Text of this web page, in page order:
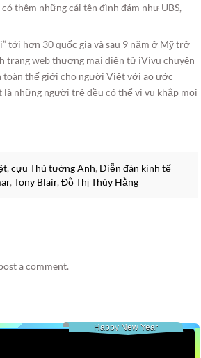
thêm những cái tên đình đám như UBS,
tới hơn 30 quốc gia và sau 9 năm ở Mỹ trở
trang web thương mại điện tử iVivu chuyên
toàn thế giới cho người Việt với ao ước
là những người trẻ đều có thể vi vu khắp mọi
, cựu Thủ tướng Anh, Diễn đàn kinh tế
, Tony Blair, Đỗ Thị Thúy Hằng
a comment.
Happy New Year